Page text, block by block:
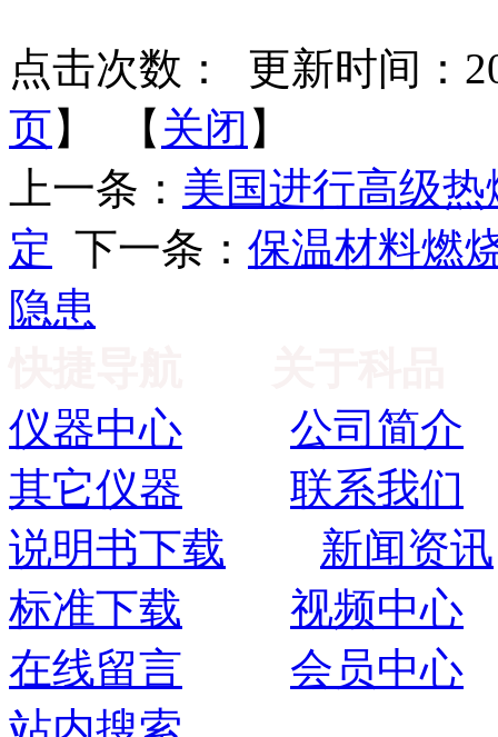
点击次数：
更新时间：
页】 【 关闭 】
上一条： 美国进行高级
定 下一条： 保温材料燃
隐患
仪器中心
公司简介
其它仪器
联系我们
说明书下载
新闻资讯
标准下载
视频中心
在线留言
会员中心